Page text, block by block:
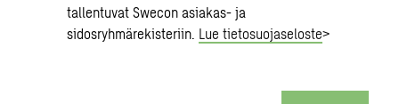
tallentuvat Swecon asiakas- ja
sidosryhmärekisteriin. Lue tietosuojaseloste>